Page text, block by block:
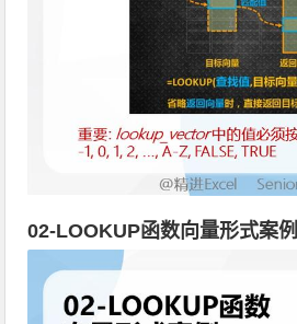
02-LOOKUP函数向量形式案例